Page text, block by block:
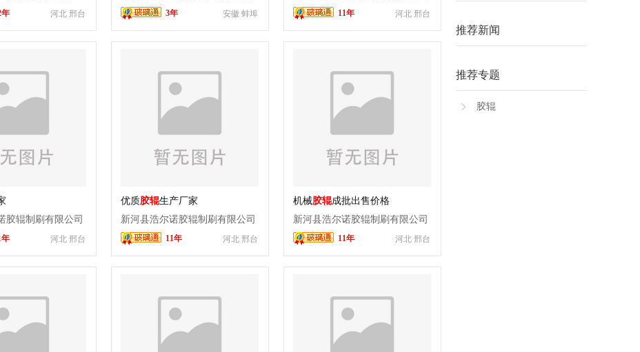
河北 邢台
年 安徽 蚌埠
3年 河北 邢台
11年
胶辊制刷有限公司
河北 邢台
年
优质胶辊生产厂家
新河县浩尔诺胶辊制刷有限公司
河北 邢台
11年
机械胶辊成批出售价格
新河县浩尔诺胶辊制刷有限公司
河北 邢台
11年
推荐新闻
推荐专题
胶辊